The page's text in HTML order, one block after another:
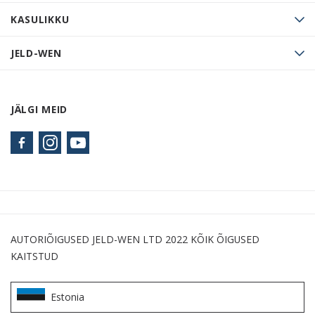
KASULIKKU
JELD-WEN
JÄLGI MEID
AUTORIÕIGUSED JELD-WEN LTD 2022 KÕIK ÕIGUSED
KAITSTUD
Estonia